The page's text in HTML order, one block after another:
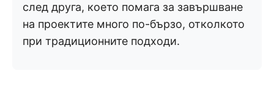
след друга, което помага за завършване
на проектите много по-бързо, отколкото
при традиционните подходи.